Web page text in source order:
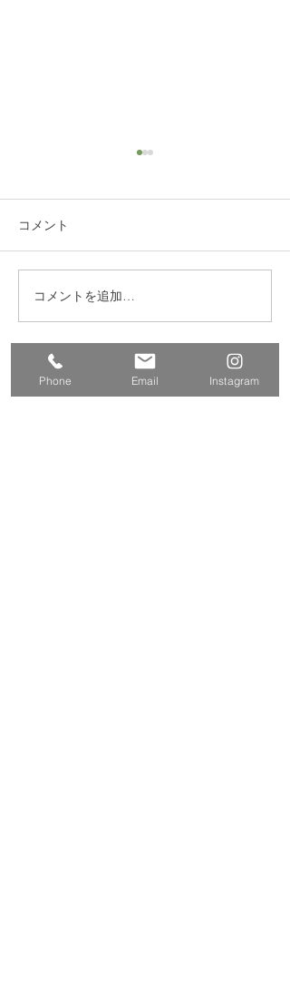
練馬区 S邸 サンルーム
設置
コメント
コメントを追加…
​株式会社多摩商工
Phone Email Instagram